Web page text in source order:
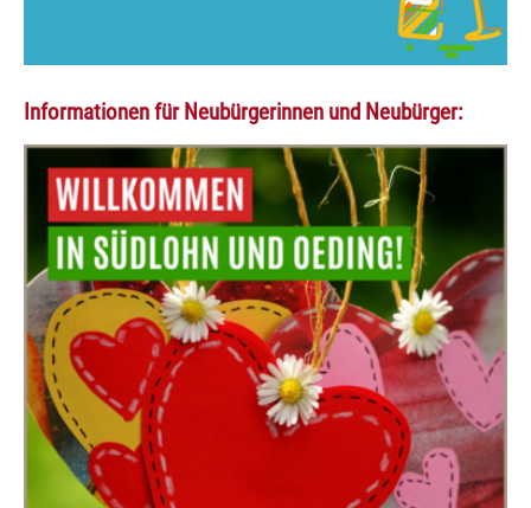
Informationen für Neubürgerinnen und Neubürger: